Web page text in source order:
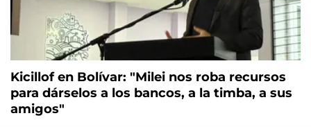
Kicillof en Bolívar: "Milei nos roba recursos
para dárselos a los bancos, a la timba, a sus
amigos"